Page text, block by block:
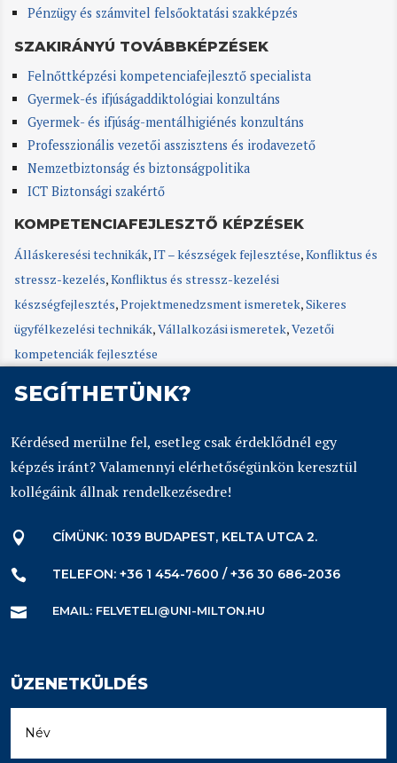
Pénzügy és számvitel felsőoktatási szakképzés
SZAKIRÁNYÚ TOVÁBBKÉPZÉSEK
Felnőttképzési kompetenciafejlesztő specialista
Gyermek-és ifjúságaddiktológiai konzultáns
Gyermek- és ifjúság-mentálhigiénés konzultáns
Professzionális vezetői asszisztens és irodavezető
Nemzetbiztonság és biztonságpolitika
ICT Biztonsági szakértő
KOMPETENCIAFEJLESZTŐ KÉPZÉSEK
Álláskeresési technikák,IT – készségek fejlesztése,Konfliktus és
stressz-kezelés,Konfliktus és stressz-kezelési
készségfejlesztés,Projektmenedzsment ismeretek,Sikeres
ügyfélkezelési technikák,Vállalkozási ismeretek,Vezetői
kompetenciák fejlesztése
SEGÍTHETÜNK?
Kérdésed merülne fel, esetleg csak érdeklődnél egy
képzés iránt? Valamennyi elérhetőségünkön keresztül
kollégáink állnak rendelkezésedre!
 CÍMÜNK: 1039 BUDAPEST, KELTA UTCA 2.
 TELEFON: +36 1 454-7600 / +36 30 686-2036
 EMAIL: FELVETELI@UNI-MILTON.HU
ÜZENETKÜLDÉS